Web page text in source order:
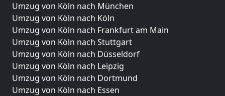
Umzug von Köln nach München
Umzug von Köln nach Köln
Umzug von Köln nach Frankfurt am Main
Umzug von Köln nach Stuttgart
Umzug von Köln nach Düsseldorf
Umzug von Köln nach Leipzig
Umzug von Köln nach Dortmund
Umzug von Köln nach Essen